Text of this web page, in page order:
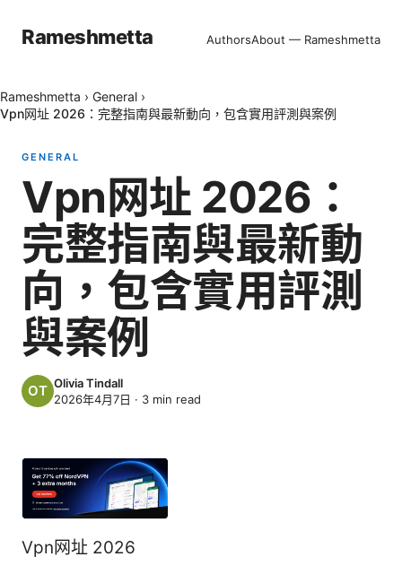
Rameshmetta AuthorsAbout — Rameshmetta
Rameshmetta › General ›
Vpn网址 2026：完整指南與最新動向，包含實用評測與案例
GENERAL
Vpn网址 2026：
完整指南與最新動
向，包含實用評測
與案例
Olivia Tindall
2026年4月7日 · 3 min read
Vpn网址 2026